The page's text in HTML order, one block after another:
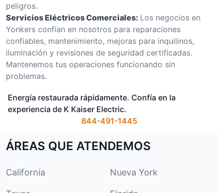
peligros.
Servicios Eléctricos Comerciales: Los negocios en
Yonkers confían en nosotros para reparaciones
confiables, mantenimiento, mejoras para inquilinos,
iluminación y revisiones de seguridad certificadas.
Mantenemos tus operaciones funcionando sin
problemas.
Energía restaurada rápidamente. Confía en la
experiencia de K Kaiser Electric.
844-491-1445
ÁREAS QUE ATENDEMOS
California Nueva York